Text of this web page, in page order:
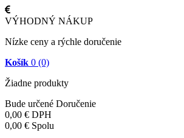
VÝHODNÝ NÁKUP
Nízke ceny a rýchle doručenie
Košík 0 (0)
Žiadne produkty
Bude určené Doručenie
0,00 € DPH
0,00 € Spolu